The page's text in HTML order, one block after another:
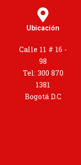
Ubicación
Calle 11 # 16 -
98
Tel: 300 870
1381
Bogotá D.C